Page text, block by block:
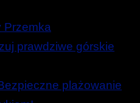
Przemka
prawdziwe górskie
plażowanie